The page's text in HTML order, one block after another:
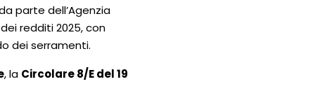
parte dell’Agenzia
redditi 2025, con
dei serramenti.
, la Circolare 8/E del 19